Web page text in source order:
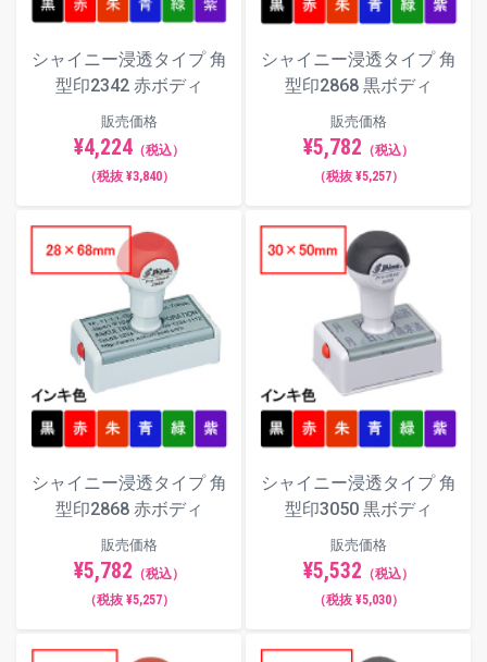
シャイニー浸透タイプ 角
型印2342 赤ボディ
販売価格
¥4,224（税込）
（税抜 ¥3,840）
シャイニー浸透タイプ 角
型印2868 黒ボディ
販売価格
¥5,782 （税込）
（税抜 ¥5,257）
シャイニー浸透タイプ 角
型印2868 赤ボディ
販売価格
¥5,782 （税込）
（税抜 ¥5,257）
シャイニー浸透タイプ 角
型印3050 黒ボディ
販売価格
¥5,532 （税込）
（税抜 ¥5,030）